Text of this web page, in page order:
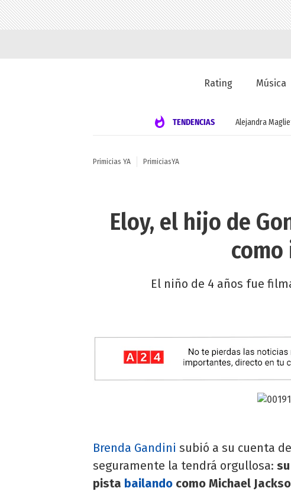
Rating Música
TENDENCIAS Alejandra
Primicias YA PrimiciasYA
Eloy, el hijo de
El niño de 4 años fue
Brenda Gandini subió a su cuenta
seguramente la tendrá orgullosa:
pista bailando como Michael